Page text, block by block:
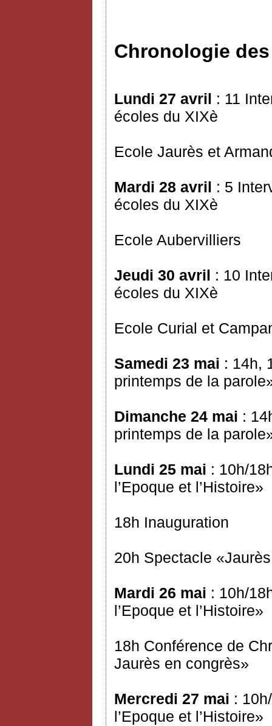
Chronologie
Lundi 27 avril : 11
écoles du XIXè
Ecole Jaurès et
Mardi 28 avril : 5
écoles du XIXè
Ecole Aubervilliers
Jeudi 30 avril : 10
écoles du XIXè
Ecole Curial et
Samedi 23 mai : 14h,
printemps de la
Dimanche 24 mai :
printemps de la
Lundi 25 mai : 10h/
l’Epoque et l’Histoire»
18h Inauguration
20h Spectacle
Mardi 26 mai : 10h/
l’Epoque et l’Histoire»
18h Conférence de
Jaurès en congrès»
Mercredi 27 mai :
l’Epoque et l’Histoire»